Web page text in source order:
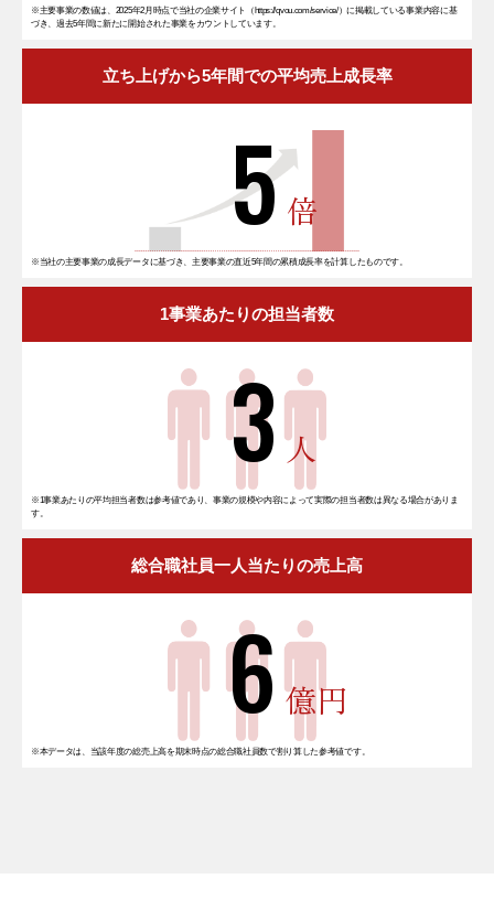
※主要事業の数値は、2025年2月時点で当社の企業サイト（https://qvou.com/service/）に掲載している事業内容に基
づき、過去5年間に新たに開始された事業をカウントしています。
立ち上げから5年間での平均売上成長率
5 倍
※当社の主要事業の成長データに基づき、主要事業の直近5年間の累積成長率を計算したものです。
1事業あたりの担当者数
3 人
※1事業あたりの平均担当者数は参考値であり、事業の規模や内容によって実際の担当者数は異なる場合がありま
す。
総合職社員一人当たりの売上高
6 億円
※本データは、当該年度の総売上高を期末時点の総合職社員数で割り算した参考値です。